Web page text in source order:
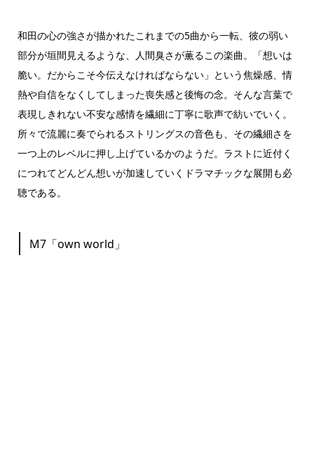
和田の心の強さが描かれたこれまでの5曲から一転、彼の弱い
部分が垣間見えるような、人間臭さが薫るこの楽曲。「想いは
脆い。だからこそ今伝えなければならない」という焦燥感、情
熱や自信をなくしてしまった喪失感と後悔の念。そんな言葉で
表現しきれない不安な感情を繊細に丁寧に歌声で紡いでいく。
所々で流麗に奏でられるストリングスの音色も、その繊細さを
一つ上のレベルに押し上げているかのようだ。ラストに近付く
につれてどんどん想いが加速していくドラマチックな展開も必
聴である。
M7「own world」